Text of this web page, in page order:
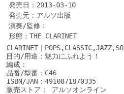
発売日：2013-03-10
発売元：アルソ出版
演奏/監修：
形態：THE CLARINET
CLARINET｜
目的/用途：魅力にふれよう！
編成：
品番/型番：C46
ISBN/JAN：4910871870335
販売ストア： アルソオンライン